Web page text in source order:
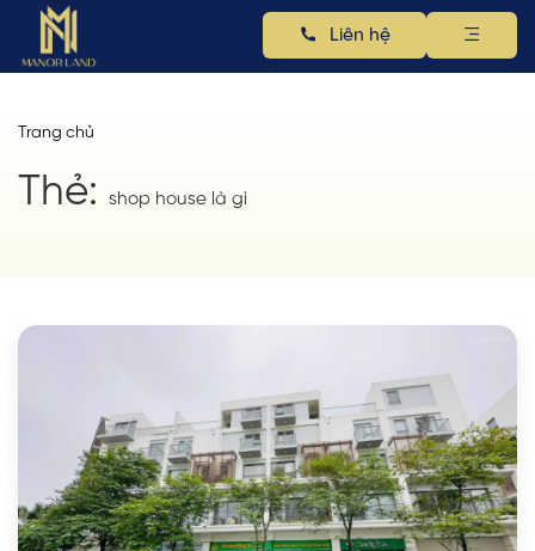
Liên hệ
Trang chủ
Thẻ: shop house là gì